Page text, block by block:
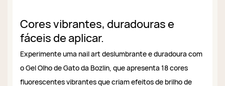
Cores vibrantes, duradouras e
fáceis de aplicar.
Experimente uma nail art deslumbrante e duradoura com
o Gel Olho de Gato da Bozlin, que apresenta 18 cores
fluorescentes vibrantes que criam efeitos de brilho de